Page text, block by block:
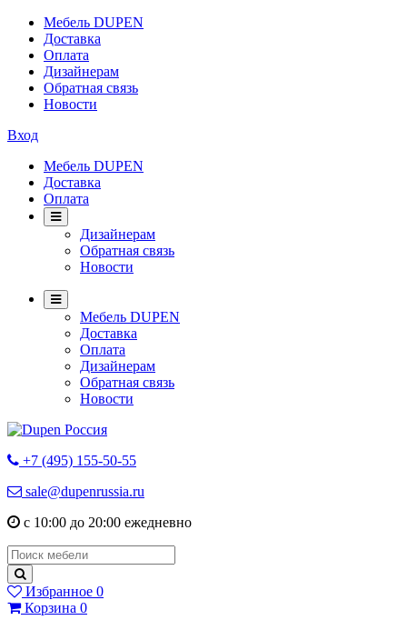
Мебель DUPEN
Доставка
Оплата
Дизайнерам
Обратная связь
Новости
Вход
Мебель DUPEN
Доставка
Оплата
Дизайнерам
Обратная связь
Новости
Мебель DUPEN
Доставка
Оплата
Дизайнерам
Обратная связь
Новости
+7 (495) 155-50-55
sale@dupenrussia.ru
с 10:00 до 20:00 ежедневно
Избранное 0
Корзина 0